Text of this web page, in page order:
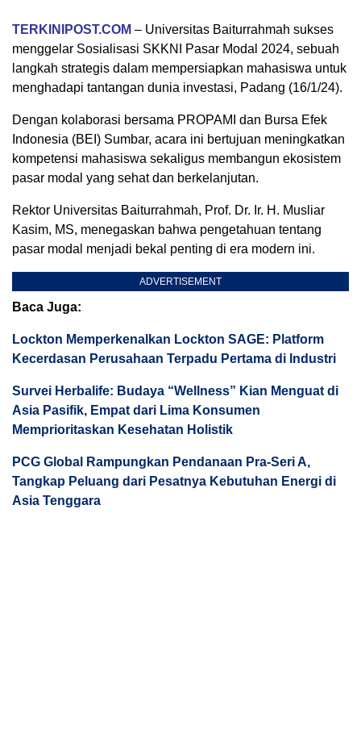
TERKINIPOST.COM – Universitas Baiturrahmah sukses
menggelar Sosialisasi SKKNI Pasar Modal 2024, sebuah
langkah strategis dalam mempersiapkan mahasiswa untuk
menghadapi tantangan dunia investasi, Padang (16/1/24).
Dengan kolaborasi bersama PROPAMI dan Bursa Efek
Indonesia (BEI) Sumbar, acara ini bertujuan meningkatkan
kompetensi mahasiswa sekaligus membangun ekosistem
pasar modal yang sehat dan berkelanjutan.
Rektor Universitas Baiturrahmah, Prof. Dr. Ir. H. Musliar
Kasim, MS, menegaskan bahwa pengetahuan tentang
pasar modal menjadi bekal penting di era modern ini.
ADVERTISEMENT
Baca Juga:
Lockton Memperkenalkan Lockton SAGE: Platform
Kecerdasan Perusahaan Terpadu Pertama di Industri
Survei Herbalife: Budaya “Wellness” Kian Menguat di
Asia Pasifik, Empat dari Lima Konsumen
Memprioritaskan Kesehatan Holistik
PCG Global Rampungkan Pendanaan Pra-Seri A,
Tangkap Peluang dari Pesatnya Kebutuhan Energi di
Asia Tenggara